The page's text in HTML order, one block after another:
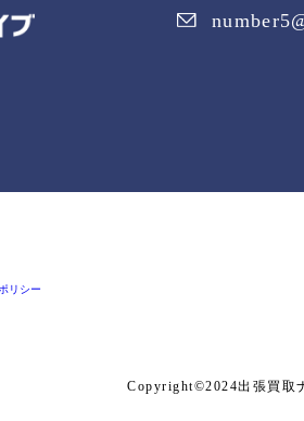
リシー
Copyright©2024出張買取